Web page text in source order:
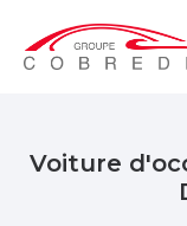
Voiture